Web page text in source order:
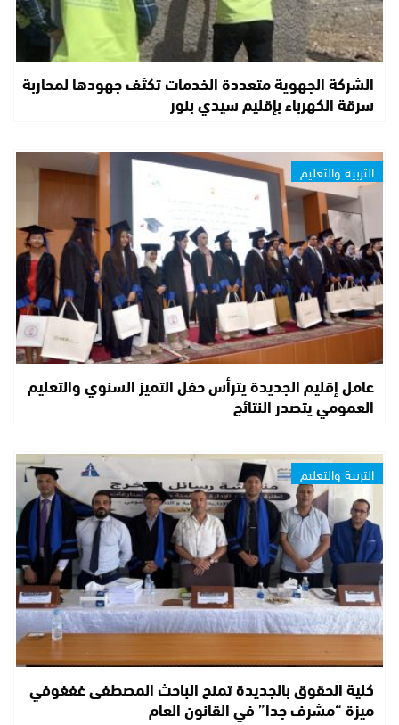
الشركة الجهوية متعددة الخدمات تكثف جهودها لمحاربة
سرقة الكهرباء بإقليم سيدي بنور
التربية والتعليم
عامل إقليم الجديدة يترأس حفل التميز السنوي والتعليم
العمومي يتصدر النتائج
التربية والتعليم
كلية الحقوق بالجديدة تمنح الباحث المصطفى غفغوفي
ميزة “مشرف جدا” في القانون العام